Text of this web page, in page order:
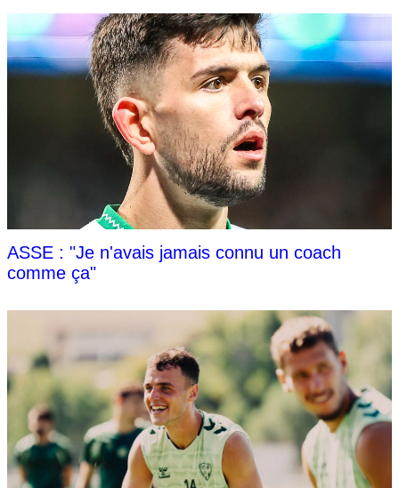
ASSE : "Je n'avais jamais connu un coach
comme ça"